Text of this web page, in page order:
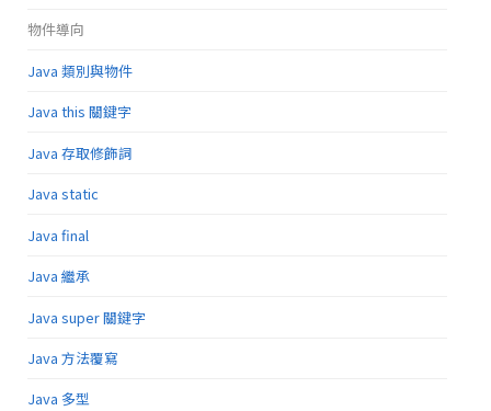
物件導向
Java 類別與物件
Java this 關鍵字
Java 存取修飾詞
Java static
Java final
Java 繼承
Java super 關鍵字
Java 方法覆寫
Java 多型